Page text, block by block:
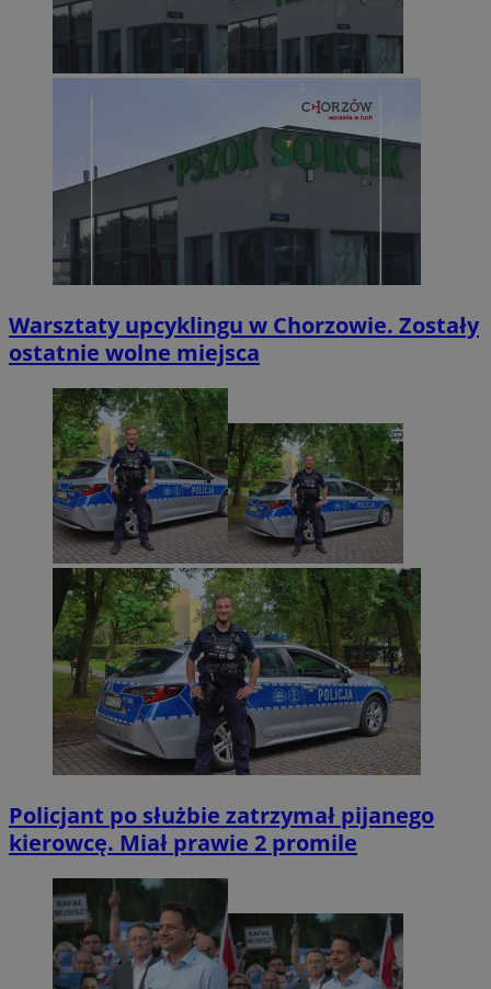
Warsztaty upcyklingu w Chorzowie. Zostały
ostatnie wolne miejsca
Policjant po służbie zatrzymał pijanego
kierowcę. Miał prawie 2 promile